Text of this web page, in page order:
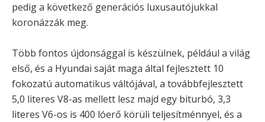
pedig a következő generációs luxusautójukkal
koronázzák meg.
Több fontos újdonsággal is készülnek, például a világ
első, és a Hyundai saját maga által fejlesztett 10
fokozatú automatikus váltójával, a továbbfejlesztett
5,0 literes V8-as mellett lesz majd egy biturbó, 3,3
literes V6-os is 400 lóerő körüli teljesítménnyel, és a